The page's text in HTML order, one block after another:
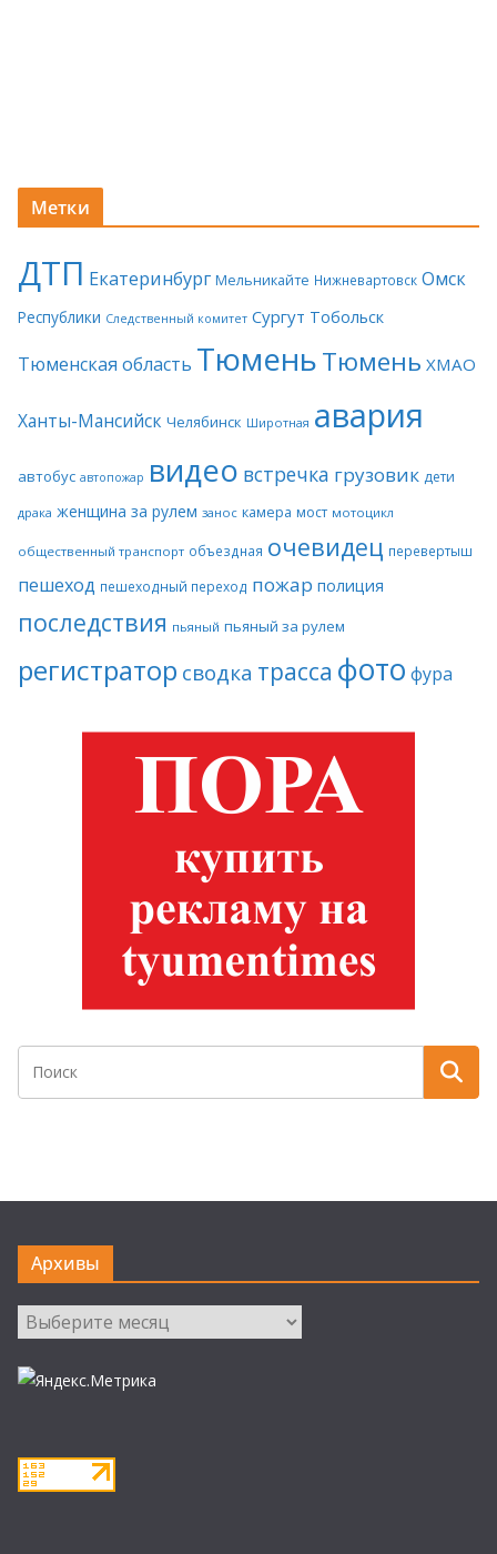
Метки
ДТП Екатеринбург Мельникайте Нижневартовск Омск
Республики Следственный комитет Сургут Тобольск
Тюменская область ТюменьТюмень ХМАО
Ханты-Мансийск Челябинск Широтная авария
автобус автопожар видео встречка грузовик дети
драка женщина за рулем занос камера мост мотоцикл
общественный транспорт объездная очевидец перевертыш
пешеход пешеходный переход пожар полиция
последствия пьяный пьяный за рулем
регистратор сводка трасса фото фура
Архивы
Архивы